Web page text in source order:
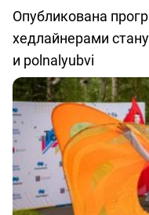
Опубликована
хедлайнерами
и polnalyubvi